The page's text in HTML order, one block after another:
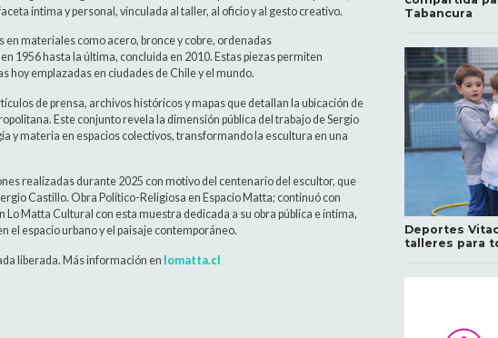
íntima y personal, vinculada al taller, al oficio y al gesto creativo.
materiales como acero, bronce y cobre, ordenadas
1956 hasta la última, concluida en 2010. Estas piezas permiten
hoy emplazadas en ciudades de Chile y el mundo.
de prensa, archivos históricos y mapas que detallan la ubicación de
Este conjunto revela la dimensión pública del trabajo de Sergio
y materia en espacios colectivos, transformando la escultura en una
realizadas durante 2025 con motivo del centenario del escultor, que
Castillo. Obra Político-Religiosa en Espacio Matta; continuó con
Matta Cultural con esta muestra dedicada a su obra pública e íntima,
el espacio urbano y el paisaje contemporáneo.
liberada. Más información en lomatta.cl
Tabancura
Deportes
talleres para